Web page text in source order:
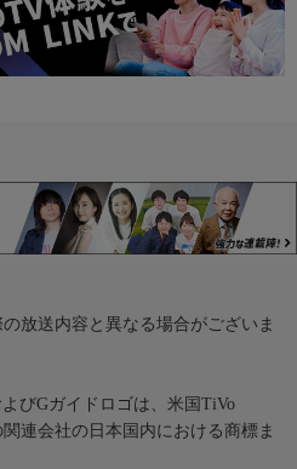
放送内容と異なる場合がございま
びGガイドロゴは、米国TiVo
連会社の日本国内における商標ま